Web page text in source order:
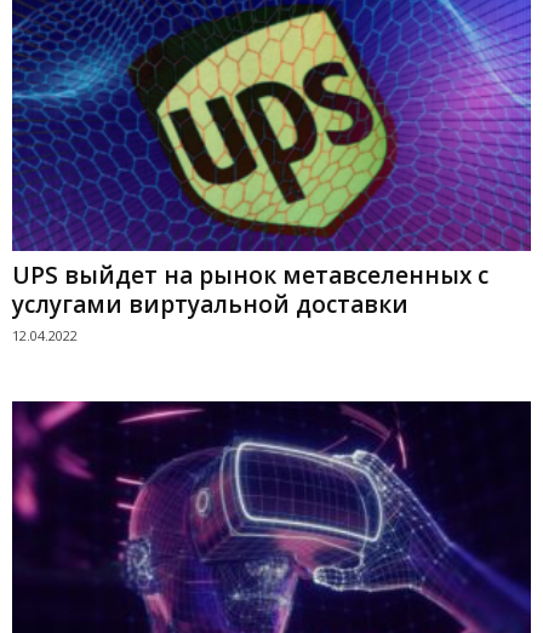
UPS выйдет на рынок метавселенных с
услугами виртуальной доставки
12.04.2022